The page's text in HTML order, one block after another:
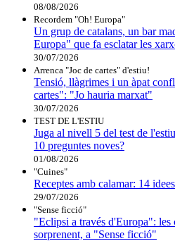
08/08/2026
Recordem "Oh! Europa"
Un grup de catalans, un bar
Europa" que fa esclatar les
30/07/2026
Arrenca "Joc de cartes" d'estiu!
Tensió, llàgrimes i un àpat
cartes": "Jo hauria marxat"
30/07/2026
TEST DE L'ESTIU
Juga al nivell 5 del test de
10 preguntes noves?
01/08/2026
"Cuines"
Receptes amb calamar: 14
29/07/2026
"Sense ficció"
"Eclipsi a través d'Europa": les
sorprenent, a "Sense ficció"